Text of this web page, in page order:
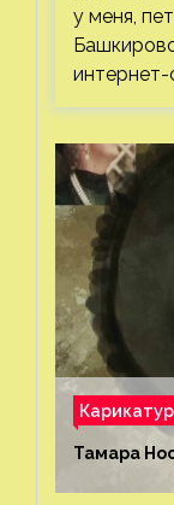
у меня,
Тамара